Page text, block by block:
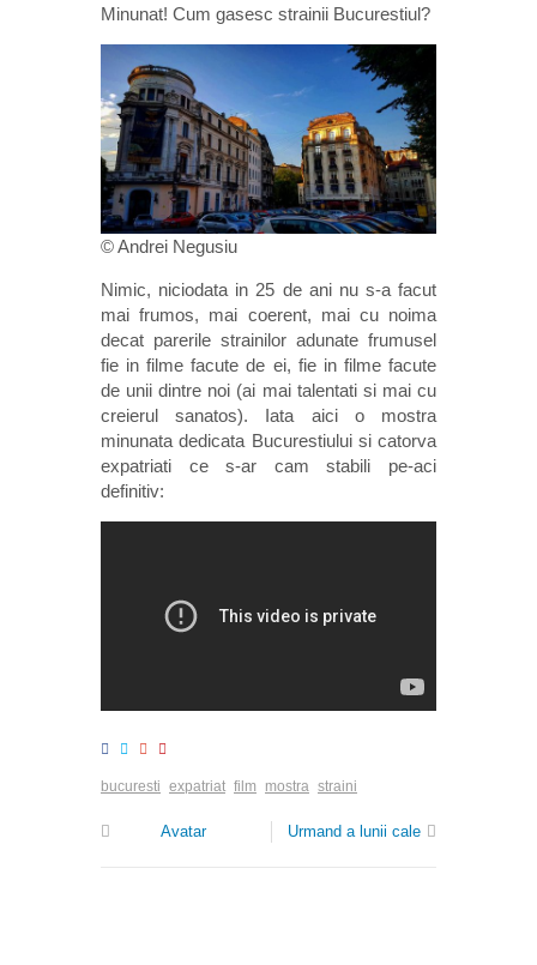
Minunat! Cum gasesc strainii Bucurestiul?
© Andrei Negusiu
Nimic, niciodata in 25 de ani nu s-a facut
mai frumos, mai coerent, mai cu noima
decat parerile strainilor adunate frumusel
fie in filme facute de ei, fie in filme facute
de unii dintre noi (ai mai talentati si mai cu
creierul sanatos). Iata aici o mostra
minunata dedicata Bucurestiului si catorva
expatriati ce s-ar cam stabili pe-aci
definitiv:
bucuresti expatriat film mostra straini
Avatar Urmand a lunii cale